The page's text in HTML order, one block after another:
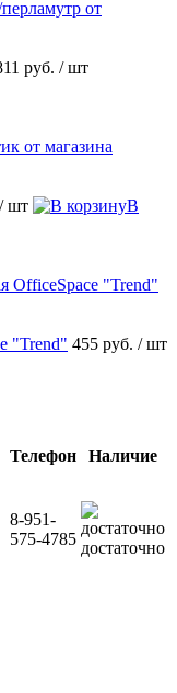
руб. / шт
/ шт
В
"Trend" 455 руб. / шт
Телефон
Наличие
8-951-
575-4785 достаточно